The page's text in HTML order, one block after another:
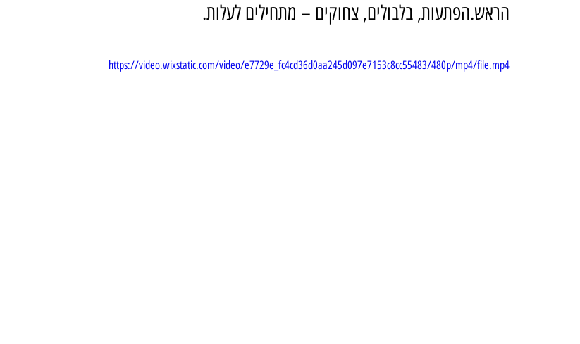
הראש.הפתעות, בלבולים, צחוקים – מתחילים לעלות.
https://video.wixstatic.com/video/e7729e_fc4cd36d0aa245d097e7153c8cc55483/480p/mp4/file.mp4